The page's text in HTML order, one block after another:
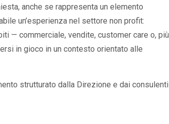
anche se rappresenta un elemento
un’esperienza nel settore non profit:
— commerciale, vendite, customer care o, più
in gioco in un contesto orientato alle
strutturato dalla Direzione e dai consulenti